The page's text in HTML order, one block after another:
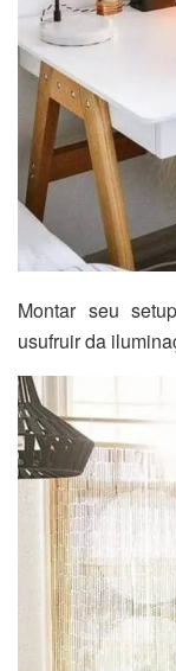
Montar seu
usufruir da